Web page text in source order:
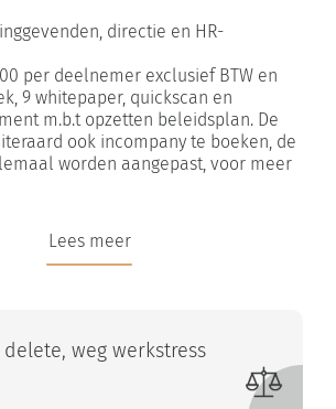
directie en HR-
per deelnemer exclusief BTW en
9 whitepaper, quickscan en
m.b.t opzetten beleidsplan. De
ook incompany te boeken, de
worden aangepast, voor meer
Lees meer
weg werkstress